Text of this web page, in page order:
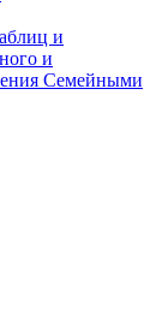
и
и
Семейными